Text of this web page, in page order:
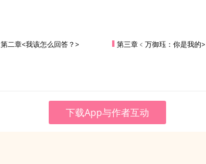
第二章<我该怎么回答？> 第三章﹤万御珏：你是我的>
下载App与作者互动